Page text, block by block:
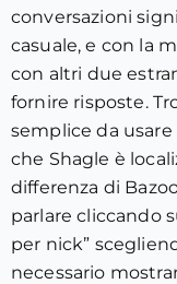
conversazioni
casuale, e con la
con altri due
fornire risposte.
semplice da usare
che Shagle è
differenza di
parlare cliccando
per nick”
necessario